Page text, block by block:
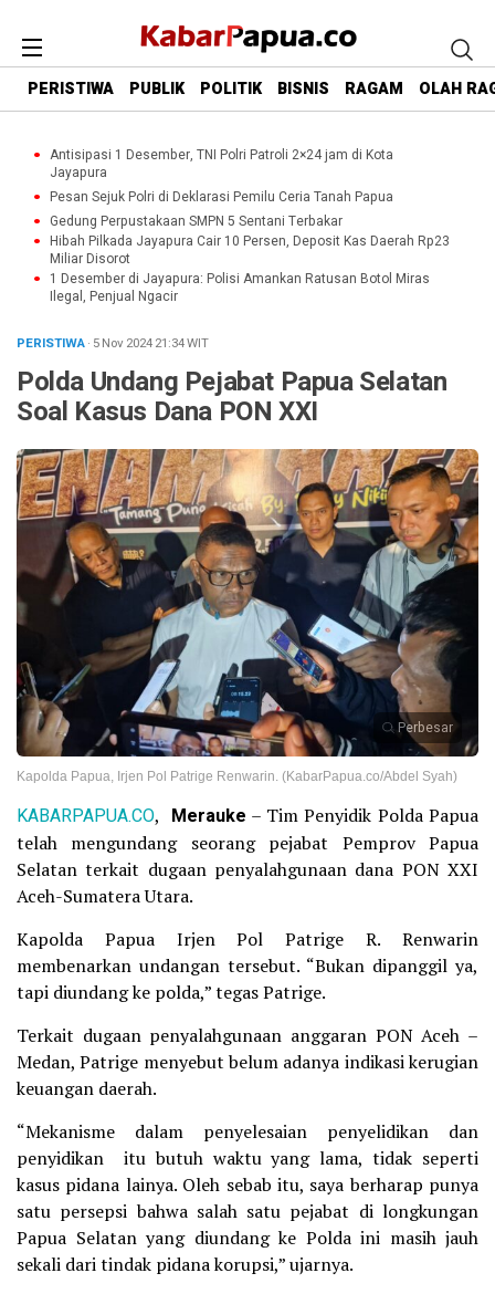
PERISTIWA PUBLIK POLITIK BISNIS RAGAM OLAH
Antisipasi 1 Desember, TNI Polri Patroli 2×24 jam di Kota
Jayapura
Pesan Sejuk Polri di Deklarasi Pemilu Ceria Tanah Papua
Gedung Perpustakaan SMPN 5 Sentani Terbakar
Hibah Pilkada Jayapura Cair 10 Persen, Deposit Kas Daerah Rp23
Miliar Disorot
1 Desember di Jayapura: Polisi Amankan Ratusan Botol Miras
Ilegal, Penjual Ngacir
PERISTIWA· 5 Nov 202421:34WIT
Polda Undang Pejabat Papua Selatan
Soal Kasus Dana PON XXI
Perbesar
Kapolda Papua, Irjen Pol Patrige Renwarin. (KabarPapua.co/Abdel Syah)
KABARPAPUA.CO, Merauke – Tim Penyidik Polda Papua
telah mengundang seorang pejabat Pemprov Papua
Selatan terkait dugaan penyalahgunaan dana PON XXI
Aceh-Sumatera Utara.
Kapolda Papua Irjen Pol Patrige R. Renwarin
membenarkan undangan tersebut. “Bukan dipanggil ya,
tapi diundang ke polda,” tegas Patrige.
Terkait dugaan penyalahgunaan anggaran PON Aceh –
Medan, Patrige menyebut belum adanya indikasi kerugian
keuangan daerah.
“Mekanisme dalam penyelesaian penyelidikan dan
penyidikan itu butuh waktu yang lama, tidak seperti
kasus pidana lainya. Oleh sebab itu, saya berharap punya
satu persepsi bahwa salah satu pejabat di longkungan
Papua Selatan yang diundang ke Polda ini masih jauh
sekali dari tindak pidana korupsi,” ujarnya.